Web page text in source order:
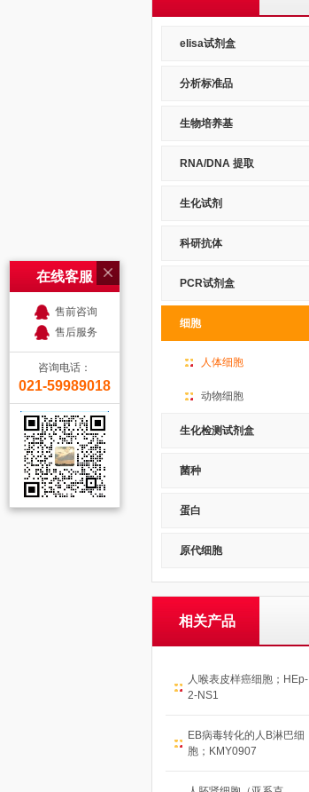
elisa试剂盒
分析标准品
生物培养基
RNA/DNA 提取
生化试剂
科研抗体
PCR试剂盒
细胞
人体细胞
动物细胞
生化检测试剂盒
菌种
蛋白
原代细胞
相关产品
人喉表皮样癌细胞；HEp-
2-NS1
EB病毒转化的人B淋巴细
胞；KMY0907
在线客服
售前咨询
售后服务
咨询电话：
021-59989018